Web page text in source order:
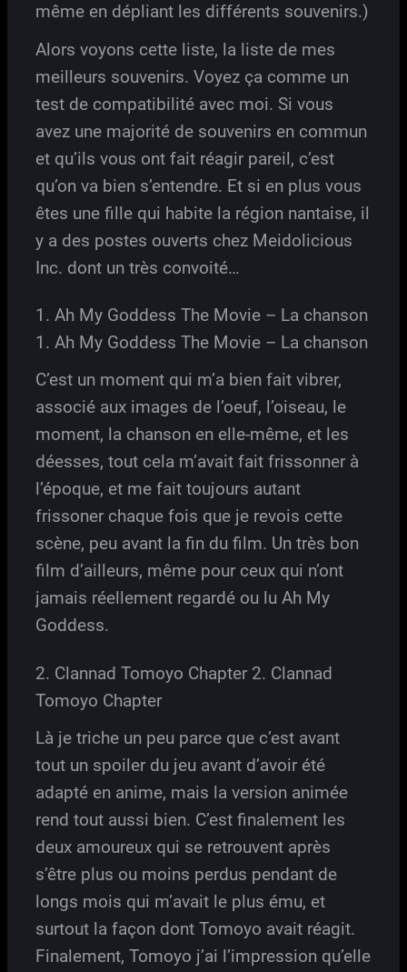
même en dépliant les différents souvenirs.)
Alors voyons cette liste, la liste de mes
meilleurs souvenirs. Voyez ça comme un
test de compatibilité avec moi. Si vous
avez une majorité de souvenirs en commun
et qu’ils vous ont fait réagir pareil, c’est
qu’on va bien s’entendre. Et si en plus vous
êtes une fille qui habite la région nantaise, il
y a des postes ouverts chez Meidolicious
Inc. dont un très convoité…
1. Ah My Goddess The Movie – La chanson
1. Ah My Goddess The Movie – La chanson
C’est un moment qui m’a bien fait vibrer,
associé aux images de l’oeuf, l’oiseau, le
moment, la chanson en elle-même, et les
déesses, tout cela m’avait fait frissonner à
l’époque, et me fait toujours autant
frissoner chaque fois que je revois cette
scène, peu avant la fin du film. Un très bon
film d’ailleurs, même pour ceux qui n’ont
jamais réellement regardé ou lu Ah My
Goddess.
2. Clannad Tomoyo Chapter 2. Clannad
Tomoyo Chapter
Là je triche un peu parce que c’est avant
tout un spoiler du jeu avant d’avoir été
adapté en anime, mais la version animée
rend tout aussi bien. C’est finalement les
deux amoureux qui se retrouvent après
s’être plus ou moins perdus pendant de
longs mois qui m’avait le plus ému, et
surtout la façon dont Tomoyo avait réagit.
Finalement, Tomoyo j’ai l’impression qu’elle